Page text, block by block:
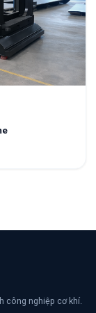
công nghiệp cơ khí.